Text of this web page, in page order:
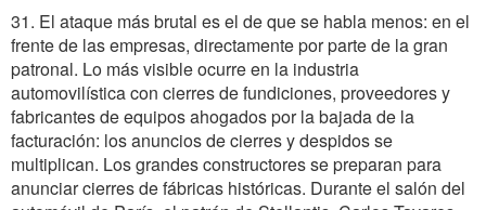
31. El ataque más brutal es el de que se habla menos: en el
frente de las empresas, directamente por parte de la gran
patronal. Lo más visible ocurre en la industria
automovilística con cierres de fundiciones, proveedores y
fabricantes de equipos ahogados por la bajada de la
facturación: los anuncios de cierres y despidos se
multiplican. Los grandes constructores se preparan para
anunciar cierres de fábricas históricas. Durante el salón del